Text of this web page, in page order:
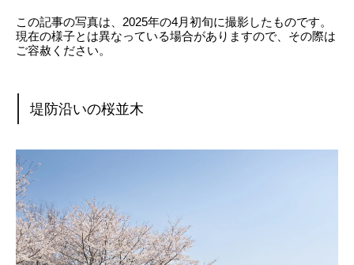
この記事の写真は、2025年の4月初旬に撮影したものです。
現在の様子とは異なっている場合がありますので、その際は
ご容赦ください。
堤防沿いの桜並木